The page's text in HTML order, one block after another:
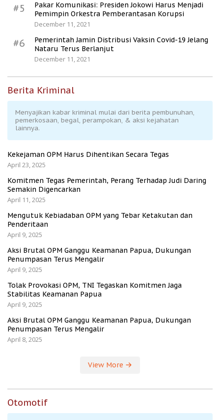
#5
Pakar Komunikasi: Presiden Jokowi Harus Menjadi
Pemimpin Orkestra Pemberantasan Korupsi
December 11, 2021
#6
Pemerintah Jamin Distribusi Vaksin Covid-19 Jelang
Nataru Terus Berlanjut
December 11, 2021
Berita Kriminal
Menyajikan kabar kriminal mulai dari berita pembunuhan,
pemerkosaan, begal, perampokan, & aksi kejahatan
lainnya.
Kekejaman OPM Harus Dihentikan Secara Tegas
April 23, 2025
Komitmen Tegas Pemerintah, Perang Terhadap Judi Daring
Semakin Digencarkan
April 11, 2025
Mengutuk Kebiadaban OPM yang Tebar Ketakutan dan
Penderitaan
April 9, 2025
Aksi Brutal OPM Ganggu Keamanan Papua, Dukungan
Penumpasan Terus Mengalir
April 9, 2025
Tolak Provokasi OPM, TNI Tegaskan Komitmen Jaga
Stabilitas Keamanan Papua
April 9, 2025
Aksi Brutal OPM Ganggu Keamanan Papua, Dukungan
Penumpasan Terus Mengalir
April 8, 2025
View More
Otomotif